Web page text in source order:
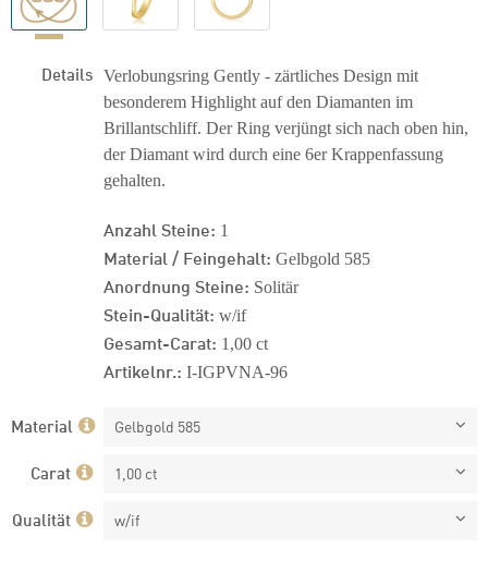
Details Verlobungsring Gently - zärtliches Design mit
besonderem Highlight auf den Diamanten im
Brillantschliff. Der Ring verjüngt sich nach oben hin,
der Diamant wird durch eine 6er Krappenfassung
gehalten.
Anzahl Steine: 1
Material / Feingehalt: Gelbgold 585
Anordnung Steine: Solitär
Stein-Qualität: w/if
Gesamt-Carat: 1,00 ct
Artikelnr.: I-IGPVNA-96
Material Gelbgold 585
Carat 1,00 ct
Qualität w/if